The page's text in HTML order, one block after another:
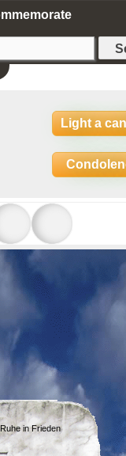
Light a
Ruhe in Frieden